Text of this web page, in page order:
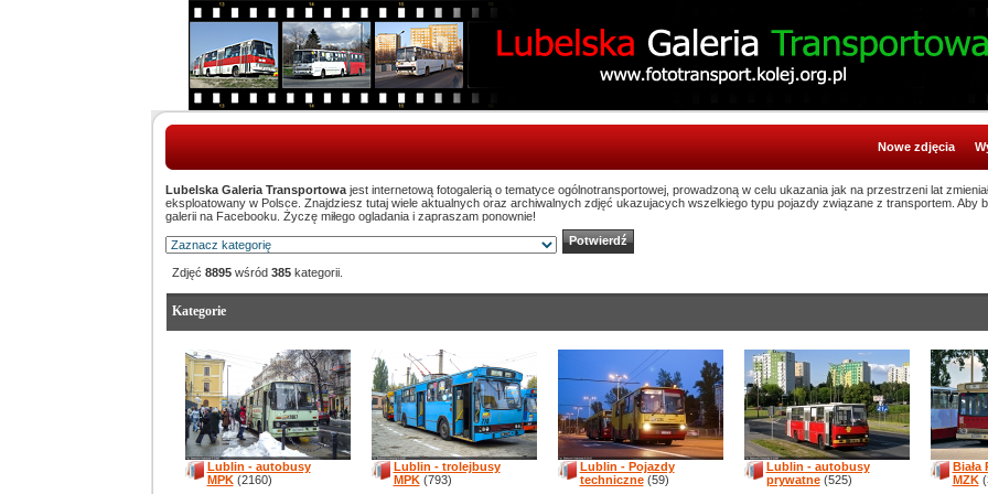
Nowe zdjęcia
Lubelska Galeria Transportowajest internetową fotogalerią o tematyce ogólnotransportowej, prowadzoną w celu ukazania jak na przestrzeni lat
eksploatowany w Polsce. Znajdziesz tutaj wiele aktualnych oraz archiwalnych zdjęć ukazujacych wszelkiego typu pojazdy związane z transportem. Aby
galerii na Facebooku. Życzę miłego ogladania i zapraszam ponownie!
Zdjęć 8895wśród 385kategorii.
Kategorie
Lublin - autobusy
MPK(2160)
Lublin - trolejbusy
MPK(793)
Lublin - Pojazdy
techniczne(59)
Lublin - autobusy
prywatne(525)
Biała
MZK